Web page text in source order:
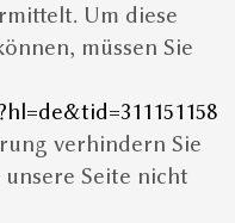
Um diese
müssen Sie
verhindern Sie
Seite nicht